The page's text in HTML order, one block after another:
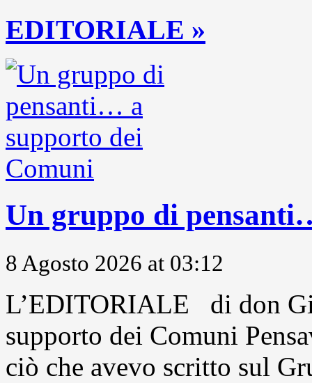
EDITORIALE »
Un gruppo di
8 Agosto 2026 at 03:12
L’EDITORIALE di don
supporto dei Comuni
ciò che avevo scritto sul